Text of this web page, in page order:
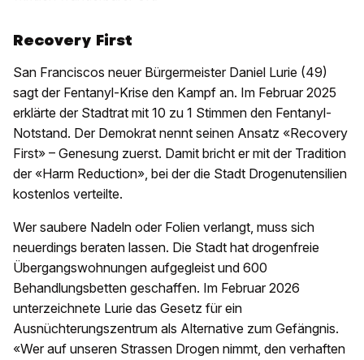
Recovery First
San Franciscos neuer Bürgermeister Daniel Lurie (49)
sagt der Fentanyl-Krise den Kampf an. Im Februar 2025
erklärte der Stadtrat mit 10 zu 1 Stimmen den Fentanyl-
Notstand. Der Demokrat nennt seinen Ansatz «Recovery
First» – Genesung zuerst. Damit bricht er mit der Tradition
der «Harm Reduction», bei der die Stadt Drogenutensilien
kostenlos verteilte.
Wer saubere Nadeln oder Folien verlangt, muss sich
neuerdings beraten lassen. Die Stadt hat drogenfreie
Übergangswohnungen aufgegleist und 600
Behandlungsbetten geschaffen. Im Februar 2026
unterzeichnete Lurie das Gesetz für ein
Ausnüchterungszentrum als Alternative zum Gefängnis.
«Wer auf unseren Strassen Drogen nimmt, den verhaften